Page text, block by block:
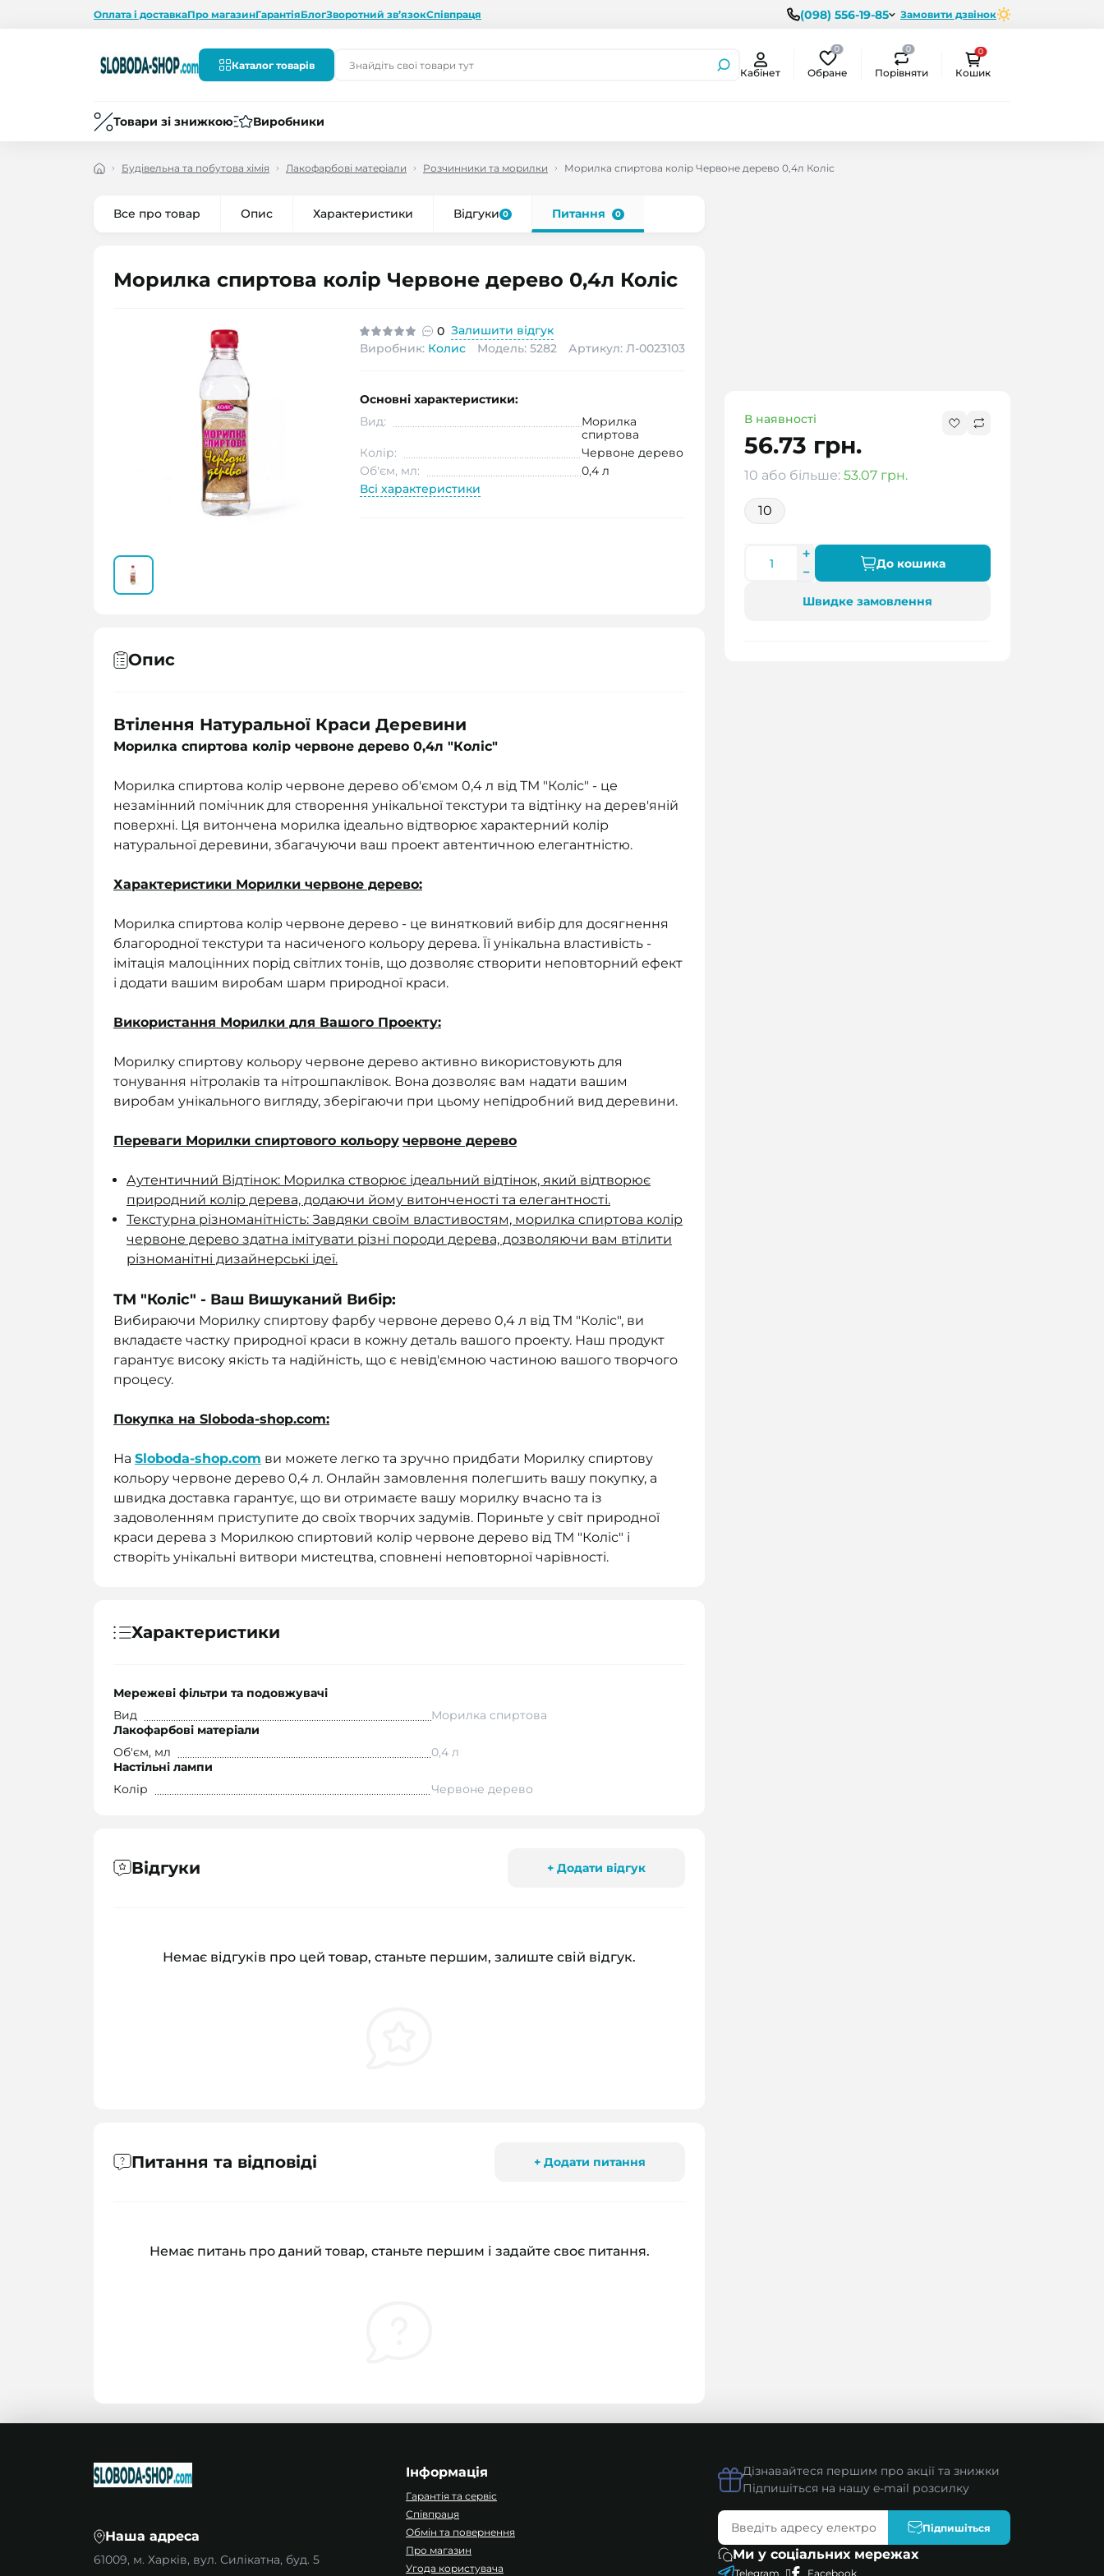
Оплата і доставкаПро магазинГарантіяБлогЗворотний зв’язокСпівпраця (098) 556-19-85 Замовити дзвінок
Каталог товарів
Кабінет
0
Обране
0
Порівняти
0
Кошик
Товари зі знижкою Виробники
Будівельна та побутова хімія Лакофарбові матеріали Розчинники та морилки Морилка спиртова колір Червоне дерево 0,4л Коліс
Все про товар Опис Характеристики Відгуки 0 Питання 0
Морилка спиртова колір Червоне дерево 0,4л Коліс
0 Залишити відгук
Виробник: Колис Модель: 5282 Артикул: Л-0023103
В наявності
56.73 грн.
10 або більше: 53.07 грн.
10
До кошика
Швидке замовлення
Основні характеристики:
Вид:
Морилка
спиртова
Колір:
Червоне дерево
Об'єм, мл:
0,4 л
Всі характеристики
Опис
Втілення Натуральної Краси Деревини
Морилка спиртова колір червоне дерево 0,4л "Коліс"
Морилка спиртова колір червоне дерево об'ємом 0,4 л від ТМ "Коліс" - це
незамінний помічник для створення унікальної текстури та відтінку на дерев'яній
поверхні. Ця витончена морилка ідеально відтворює характерний колір
натуральної деревини, збагачуючи ваш проект автентичною елегантністю.
Характеристики Морилки червоне дерево:
Морилка спиртова колір червоне дерево - це винятковий вибір для досягнення
благородної текстури та насиченого кольору дерева. Її унікальна властивість -
імітація малоцінних порід світлих тонів, що дозволяє створити неповторний ефект
і додати вашим виробам шарм природної краси.
Використання Морилки для Вашого Проекту:
Морилку спиртову кольору червоне дерево активно використовують для
тонування нітролаків та нітрошпаклівок. Вона дозволяє вам надати вашим
виробам унікального вигляду, зберігаючи при цьому непідробний вид деревини.
Переваги Морилки спиртового кольору червоне дерево
Аутентичний Відтінок: Морилка створює ідеальний відтінок, який відтворює
природний колір дерева, додаючи йому витонченості та елегантності.
Текстурна різноманітність: Завдяки своїм властивостям, морилка спиртова колір
червоне дерево здатна імітувати різні породи дерева, дозволяючи вам втілити
різноманітні дизайнерські ідеї.
ТМ "Коліс" - Ваш Вишуканий Вибір:
Вибираючи Морилку спиртову фарбу червоне дерево 0,4 л від ТМ "Коліс", ви
вкладаєте частку природної краси в кожну деталь вашого проекту. Наш продукт
гарантує високу якість та надійність, що є невід'ємною частиною вашого творчого
процесу.
Покупка на Sloboda-shop.com:
На Sloboda-shop.com ви можете легко та зручно придбати Морилку спиртову
кольору червоне дерево 0,4 л. Онлайн замовлення полегшить вашу покупку, а
швидка доставка гарантує, що ви отримаєте вашу морилку вчасно та із
задоволенням приступите до своїх творчих задумів. Пориньте у світ природної
краси дерева з Морилкою спиртовий колір червоне дерево від ТМ "Коліс" і
створіть унікальні витвори мистецтва, сповнені неповторної чарівності.
Характеристики
Мережеві фільтри та подовжувачі
Вид
Морилка спиртова
Лакофарбові матеріали
Об'єм, мл
0,4 л
Настільні лампи
Колір
Червоне дерево
Відгуки + Додати відгук
Немає відгуків про цей товар, станьте першим, залиште свій відгук.
Питання та відповіді + Додати питання
Немає питань про даний товар, станьте першим і задайте своє питання.
Наша адреса
61009, м. Харків, вул. Силікатна, буд. 5
Інформація
Гарантія та сервіс
Співпраця
Обмін та повернення
Про магазин
Угода користувача
Ми у соціальних мережах
Telegram Facebook
Дізнавайтеся першим про акції та знижки
Підпишіться на нашу e-mail розсилку
Підпишіться